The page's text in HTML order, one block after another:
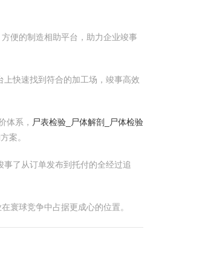
便的制造相助平台，助力企业竣事
快速找到符合的加工场，竣事高效
体系， 尸表检验_尸体解剖_尸体检验
案。
了从订单发布到托付的全经过追
寰球竞争中占据更成心的位置。